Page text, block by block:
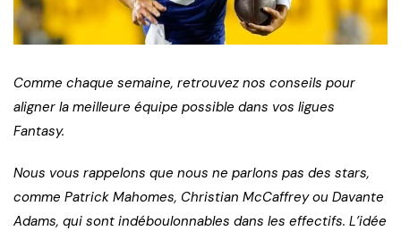
Comme chaque semaine, retrouvez nos conseils pour
aligner la meilleure équipe possible dans vos ligues
Fantasy.
Nous vous rappelons que nous ne parlons pas des stars,
comme Patrick Mahomes, Christian McCaffrey ou Davante
Adams, qui sont indéboulonnables dans les effectifs. L’idée